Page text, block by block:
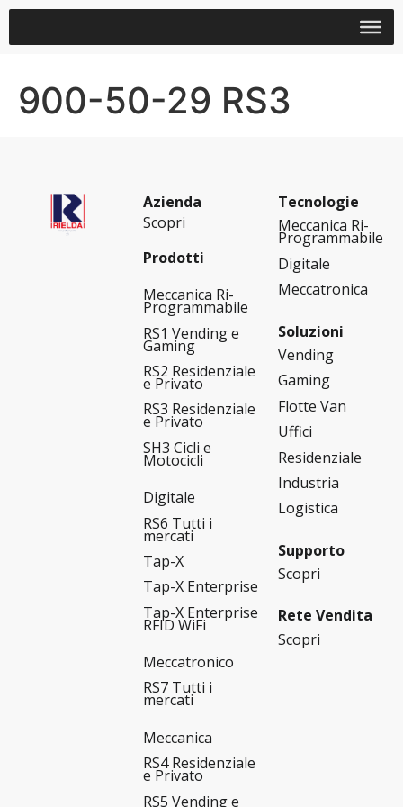
900-50-29 RS3
Azienda
Scopri
Prodotti
Meccanica Ri-
Programmabile
RS1 Vending e
Gaming
RS2 Residenziale
e Privato
RS3 Residenziale
e Privato
SH3 Cicli e
Motocicli
Digitale
RS6 Tutti i
mercati
Tap-X
Tap-X Enterprise
Tap-X Enterprise
RFID WiFi
Meccatronico
RS7 Tutti i
mercati
Meccanica
RS4 Residenziale
e Privato
RS5 Vending e
Tecnologie
Meccanica Ri-
Programmabile
Digitale
Meccatronica
Soluzioni
Vending
Gaming
Flotte Van
Uffici
Residenziale
Industria
Logistica
Supporto
Scopri
Rete Vendita
Scopri